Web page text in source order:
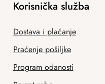
Korisnička služba
Dostava i plaćanje
Praćenje pošiljke
Program odanosti